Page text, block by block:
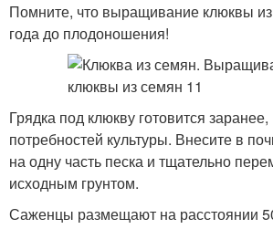
Помните, что выращивание клюквы
года до плодоношения!
Грядка под клюкву готовится
потребностей культуры. Внесите в
на одну часть песка и тщательно
исходным грунтом.
Саженцы размещают на расстоянии